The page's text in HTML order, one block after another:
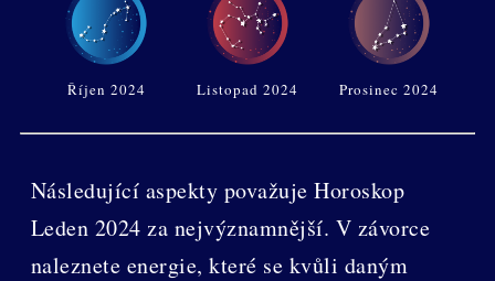
Říjen 2024 Listopad 2024 Prosinec 2024
Následující aspekty považuje Horoskop
Leden 2024 za nejvýznamnější. V závorce
naleznete energie, které se kvůli daným